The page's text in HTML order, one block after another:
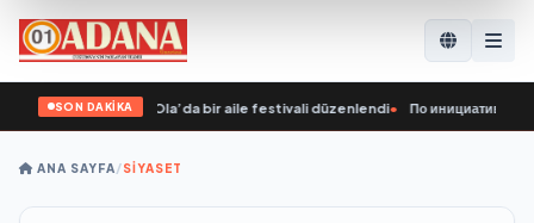
SON DAKİKA
girişimiyle Yoshkar-Ola’da bir aile festivali düzenlendi• По инициативе
ANA SAYFA/SİYASET